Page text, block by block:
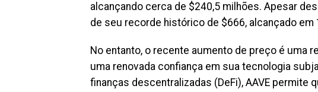
alcançando cerca de $240,5 milhões. Apesar
de seu recorde histórico de $666, alcançado em
No entanto, o recente aumento de preço é uma
uma renovada confiança em sua tecnologia
finanças descentralizadas (DeFi), AAVE